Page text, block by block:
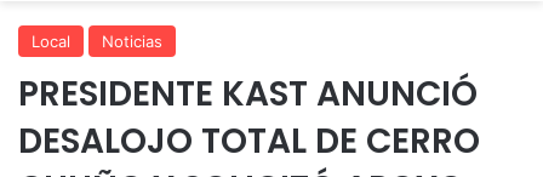
Local Noticias
PRESIDENTE KAST ANUNCIÓ
DESALOJO TOTAL DE CERRO